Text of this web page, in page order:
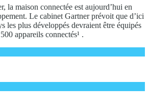
la maison connectée est aujourd’hui en
Le cabinet Gartner prévoit que d’ici
les plus développés devraient être équipés
appareils connectés¹ .